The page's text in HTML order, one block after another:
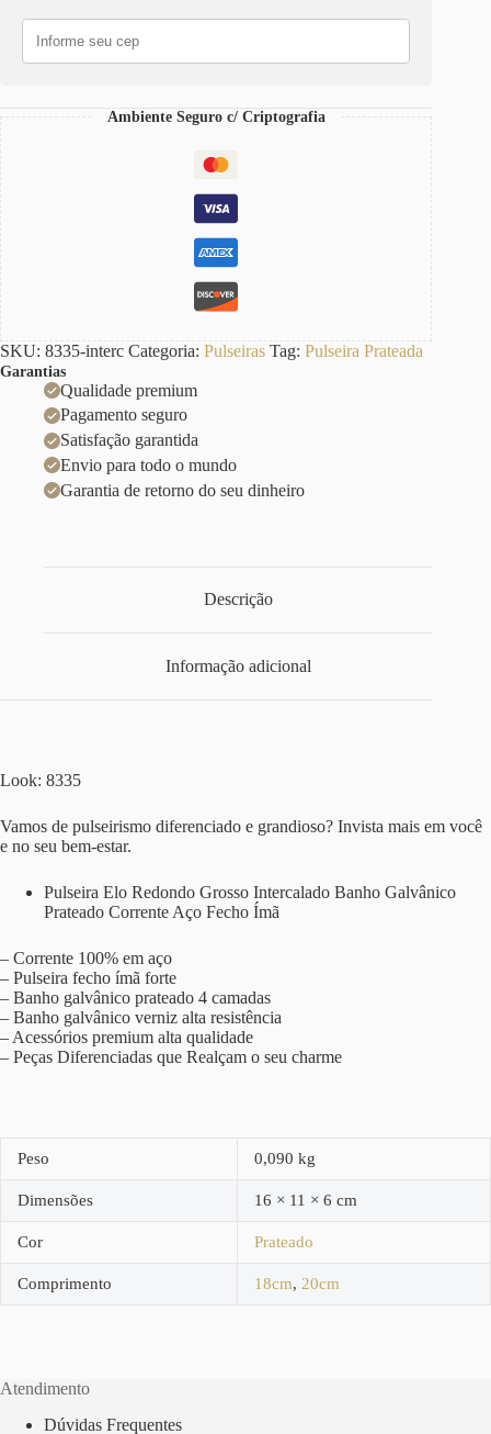
Prateado
Corrente
Aço
Ambiente Seguro c/ Criptografia
SKU: 8335-interc Categoria: Pulseiras Tag: Pulseira Prateada
Garantias
Qualidade premium
Pagamento seguro
Satisfação garantida
Envio para todo o mundo
Garantia de retorno do seu dinheiro
Descrição
Informação adicional
Look: 8335
Vamos de pulseirismo diferenciado e grandioso? Invista mais em você
e no seu bem-estar.
Pulseira Elo Redondo Grosso Intercalado Banho Galvânico
Prateado Corrente Aço Fecho Ímã
– Corrente 100% em aço
– Pulseira fecho ímã forte
– Banho galvânico prateado 4 camadas
– Banho galvânico verniz alta resistência
– Acessórios premium alta qualidade
– Peças Diferenciadas que Realçam o seu charme
Peso 0,090 kg
Dimensões 16 × 11 × 6 cm
Cor Prateado
Comprimento 18cm, 20cm
Atendimento
Dúvidas Frequentes